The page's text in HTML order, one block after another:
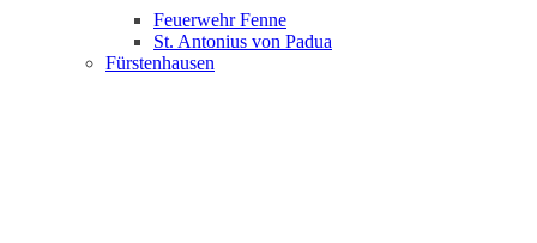
Feuerwehr Fenne
St. Antonius von Padua
Fürstenhausen